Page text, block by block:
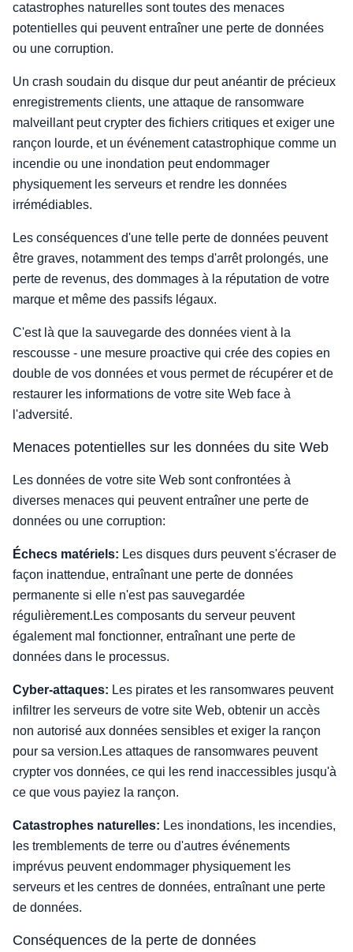
catastrophes naturelles sont toutes des menaces
potentielles qui peuvent entraîner une perte de données
ou une corruption.
Un crash soudain du disque dur peut anéantir de précieux
enregistrements clients, une attaque de ransomware
malveillant peut crypter des fichiers critiques et exiger une
rançon lourde, et un événement catastrophique comme un
incendie ou une inondation peut endommager
physiquement les serveurs et rendre les données
irrémédiables.
Les conséquences d'une telle perte de données peuvent
être graves, notamment des temps d'arrêt prolongés, une
perte de revenus, des dommages à la réputation de votre
marque et même des passifs légaux.
C'est là que la sauvegarde des données vient à la
rescousse - une mesure proactive qui crée des copies en
double de vos données et vous permet de récupérer et de
restaurer les informations de votre site Web face à
l'adversité.
Menaces potentielles sur les données du site Web
Les données de votre site Web sont confrontées à
diverses menaces qui peuvent entraîner une perte de
données ou une corruption:
Échecs matériels: Les disques durs peuvent s'écraser de
façon inattendue, entraînant une perte de données
permanente si elle n'est pas sauvegardée
régulièrement.Les composants du serveur peuvent
également mal fonctionner, entraînant une perte de
données dans le processus.
Cyber-attaques: Les pirates et les ransomwares peuvent
infiltrer les serveurs de votre site Web, obtenir un accès
non autorisé aux données sensibles et exiger la rançon
pour sa version.Les attaques de ransomwares peuvent
crypter vos données, ce qui les rend inaccessibles jusqu'à
ce que vous payiez la rançon.
Catastrophes naturelles: Les inondations, les incendies,
les tremblements de terre ou d'autres événements
imprévus peuvent endommager physiquement les
serveurs et les centres de données, entraînant une perte
de données.
Conséquences de la perte de données